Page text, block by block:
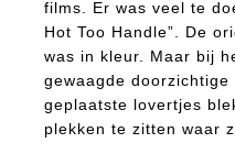
films. Er was veel te
Hot Too Handle”. De
was in kleur. Maar bij
gewaagde
geplaatste lovertjes
plekken te zitten waar